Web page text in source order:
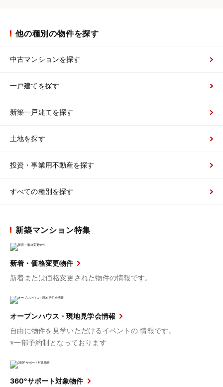
他の種別の物件を探す
中古マンションを探す
一戸建てを探す
新築一戸建てを探す
土地を探す
投資・事業用不動産を探す
すべての種別を探す
新築マンション特集
新着・価格変更物件
新着または価格変更された物件の情報です。
オープンハウス・現地見学会情報
自由に物件を見学いただけるイベントの 情報です。
※一部予約制となっております
360°サポート対象物件